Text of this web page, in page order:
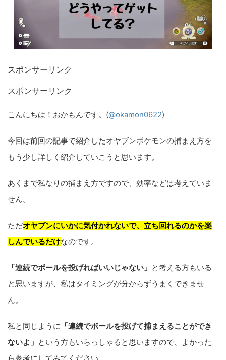
スポンサーリンク
スポンサーリンク
こんにちは！おかもんです。(@okamon0622)
今回は前回の記事で紹介したオヤブンポケモンの捕まえ方を
もう少し詳しく紹介していこうと思います。
あくまで私なりの捕まえ方ですので、効率などは考えていま
せん。
ただオヤブンにいかに気付かれないで、立ち回れるのかを楽
しんでいるだけなのです。
「連続でボールを投げればいいじゃない」 と考える方もいる
と思いますが、私はタイミングが分からずうまくできませ
ん。
私と同じように 「連続でボールを投げて捕まえることができ
ないよ」 という方もいらっしゃると思いますので、よかった